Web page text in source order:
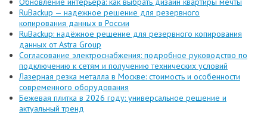
RuBackup — надежное решение для резервного
копирования данных в России
RuBackup: надёжное решение для резервного копирования
данных от Astra Group
Согласование электроснабжения: подробное руководство по
подключению к сетям и получению технических условий
Лазерная резка металла в Москве: стоимость и особенности
современного оборудования
Бежевая плитка в 2026 году: универсальное решение и
актуальный тренд